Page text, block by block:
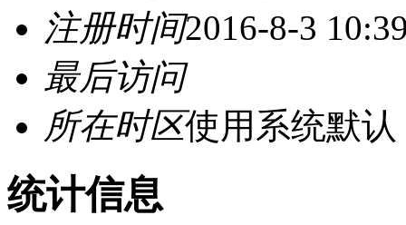
注册时间2016-8-3
最后访问
所在时区使用系统默认
统计信息